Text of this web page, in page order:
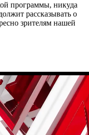
программы, никуда
рассказывать о
зрителям нашей